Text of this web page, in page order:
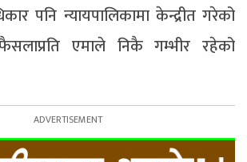
पनि न्यायपालिकामा केन्द्रीत गरेको
एमाले निकै गम्भीर रहेको